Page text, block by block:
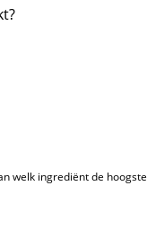
welk ingrediënt de hoogste